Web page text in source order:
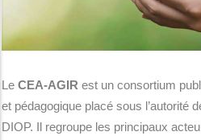
Le CEA-AGIRest un consortium
et pédagogique placé sous l’autorité
DIOP. Il regroupe les principaux